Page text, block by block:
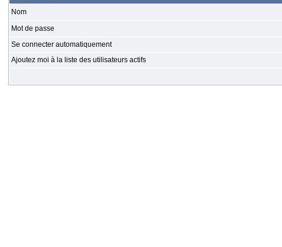
Nom
Mot de passe
Se connecter automatiquement
Ajoutez moi à la liste des utilisateurs actifs